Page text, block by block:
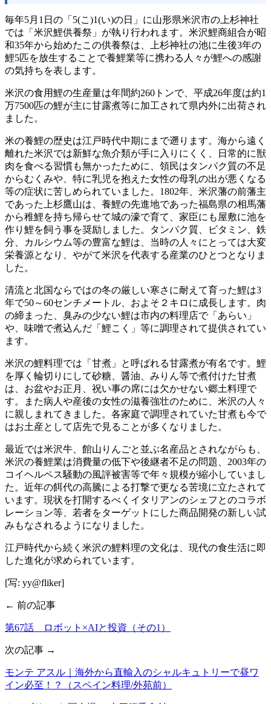
毎年5月1日の「5(こ)1(い)の日」に山形県米沢市の上杉神社
では「米沢鯉供養祭」が執り行われます。米沢鯉商組合が昭
和35年から始めたこの供養祭は、上杉神社の池に生後3年の
鯉5匹を放生することで養鯉業等に携わる人々が鯉への感謝
の気持ちを表します。
米沢の食用鯉の生産量は年間約260トンで、平成26年度は約1
万7500匹の鯉が主に甘露煮等に加工されて県内外に出荷され
ました。
米の養鯉の歴史は江戸時代中期にまで遡ります。海から遠く
離れた米沢では新鮮な魚介類が手に入りにくく、日常的に獣
肉を食べる習慣も無かったために、領民はタンパク質の不足
からむくみや、特に乳児を抱えた女性の母乳の出が悪くなる
等の症状に苦しめられていました。1802年、米沢藩の前藩主
であった上杉鷹山は、養鯉の先進地であった福島県の相馬藩
から稚鯉を持ち帰らせて城の濠で育て、家臣にも屋敷に池を
作り鯉を飼う事を奨励しました。タンパク質、ビタミン、鉄
分、カルシウム等の豊富な鯉は、当時の人々にとっては大変
栄養源となり、やがて米沢を代表する産業のひとつとなりま
した。
清流と北国ならではの冬の厳しい寒さに耐えて育った鯉は3
年で50～60センチメートル、およそ２キロに成長します。肉
の締まった、臭みの少ない鯉は市内の料理店で「あらい」
や、味噌で煮込んだ「鯉こく」等に調理されて提供されてい
ます。
米沢の鯉料理では「甘煮」と呼ばれる甘露煮が有名です。鯉
を厚く輪切りにして砂糖、醤油、みりん等で煮付けた甘煮
は、お盆やお正月、祝い事の席には欠かせない郷土料理で
す。また病人や産後の女性の滋養強壮のために、米沢の人々
に親しまれてきました。各家庭で調理されていた甘煮も今で
はお土産として店先で見ることが多くなりました。
最近では米沢牛、館山りんごと並ぶ名産品とされながらも、
米沢の養鯉業は消費量の低下や後継者不足の問題、2003年の
コイヘルペス騒動の風評被害等で年々規模が縮小していまし
た。近年の餌代の高騰による打撃で更なる苦境に立たされて
います。現状を打開するべくイタリアンのシェフとのコラボ
レーション等、若者をターゲットにした商品開発の新しい試
みもなされるようになりました。
江戸時代から続く米沢の鯉料理の文化は、現代の食生活に即
した進化が求められています。
[写: yy@fliker]
← 前の記事
第67話 ロボット×AIと投資（その1）
次の記事 →
モンテ アスル｜海外から直輸入のシャルキュトリーで昼ワ
イン必至！？（スペイン料理/外苑前）